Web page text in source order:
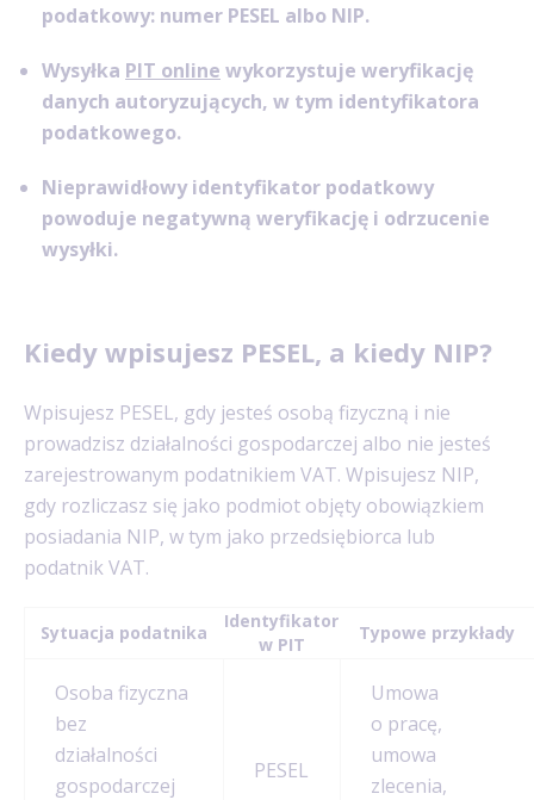
podatkowy: numer PESEL albo NIP.
Wysyłka PIT online wykorzystuje weryfikację
danych autoryzujących, w tym identyfikatora
podatkowego.
Nieprawidłowy identyfikator podatkowy
powoduje negatywną weryfikację i odrzucenie
wysyłki.
Kiedy wpisujesz PESEL, a kiedy NIP?
Wpisujesz PESEL, gdy jesteś osobą fizyczną i nie
prowadzisz działalności gospodarczej albo nie jesteś
zarejestrowanym podatnikiem VAT. Wpisujesz NIP,
gdy rozliczasz się jako podmiot objęty obowiązkiem
posiadania NIP, w tym jako przedsiębiorca lub
podatnik VAT.
Sytuacja podatnika
Identyfikator
w PIT
Typowe przykłady
Osoba fizyczna
bez
działalności
gospodarczej
PESEL
Umowa
o pracę,
umowa
zlecenia,